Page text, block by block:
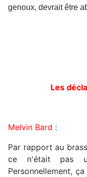
genoux, devrait être
Les
Melvin Bard :
Par rapport au
ce n'était pas
Personnellement,